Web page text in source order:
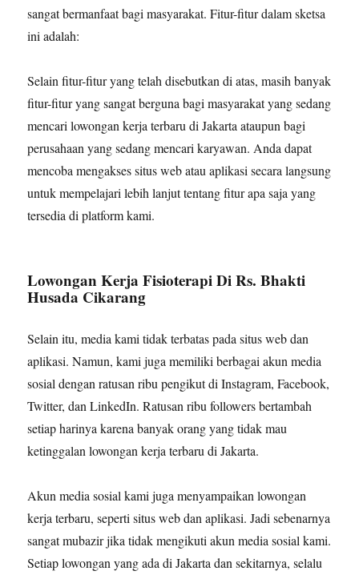
sangat bermanfaat bagi masyarakat. Fitur-fitur dalam sketsa
ini adalah:
Selain fitur-fitur yang telah disebutkan di atas, masih banyak
fitur-fitur yang sangat berguna bagi masyarakat yang sedang
mencari lowongan kerja terbaru di Jakarta ataupun bagi
perusahaan yang sedang mencari karyawan. Anda dapat
mencoba mengakses situs web atau aplikasi secara langsung
untuk mempelajari lebih lanjut tentang fitur apa saja yang
tersedia di platform kami.
Lowongan Kerja Fisioterapi Di Rs. Bhakti
Husada Cikarang
Selain itu, media kami tidak terbatas pada situs web dan
aplikasi. Namun, kami juga memiliki berbagai akun media
sosial dengan ratusan ribu pengikut di Instagram, Facebook,
Twitter, dan LinkedIn. Ratusan ribu followers bertambah
setiap harinya karena banyak orang yang tidak mau
ketinggalan lowongan kerja terbaru di Jakarta.
Akun media sosial kami juga menyampaikan lowongan
kerja terbaru, seperti situs web dan aplikasi. Jadi sebenarnya
sangat mubazir jika tidak mengikuti akun media sosial kami.
Setiap lowongan yang ada di Jakarta dan sekitarnya, selalu